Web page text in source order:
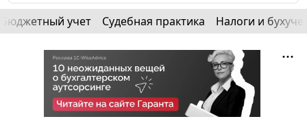
Бюджетный учет Судебная практика Налоги и